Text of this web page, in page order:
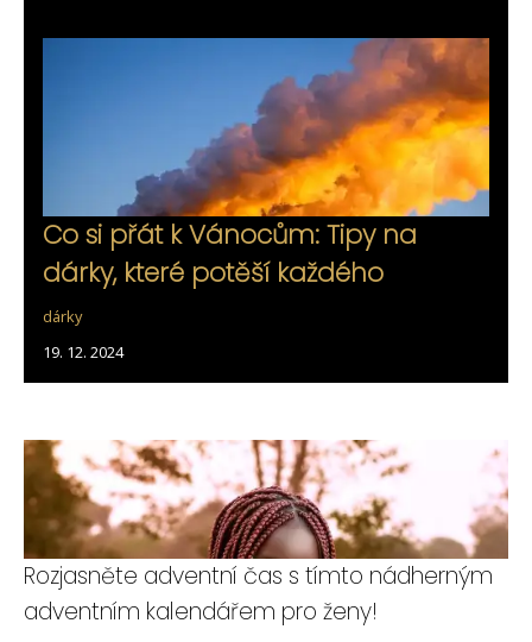
Co si přát k Vánocům: Tipy na
dárky, které potěší každého
dárky
19. 12. 2024
Rozjasněte adventní čas s tímto nádherným
adventním kalendářem pro ženy!